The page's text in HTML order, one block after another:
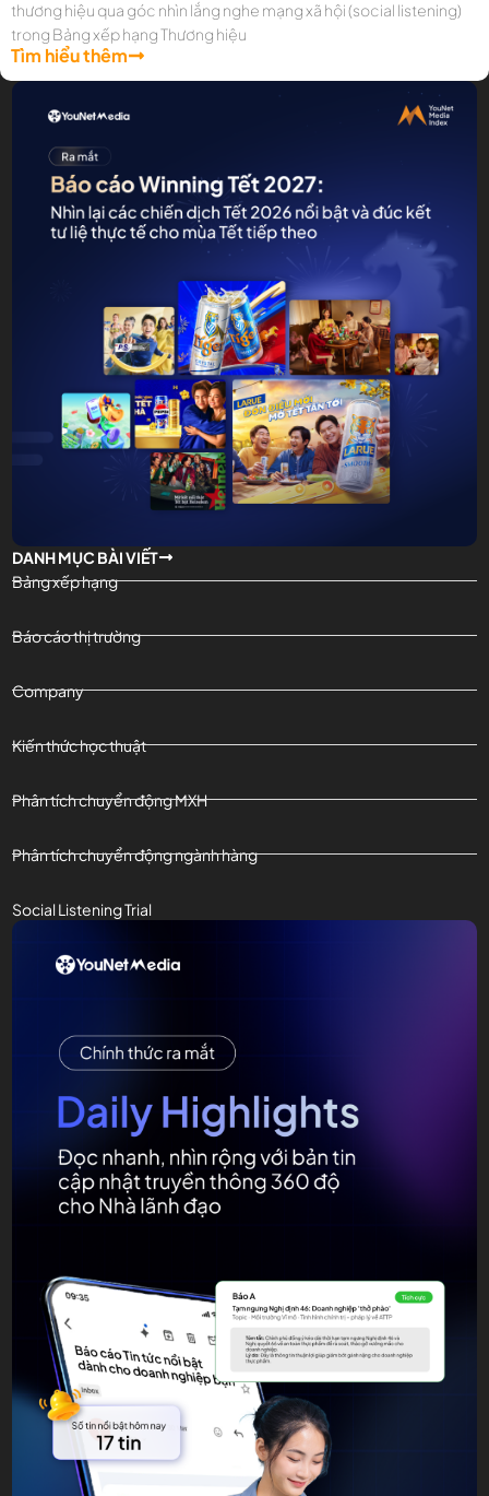
thương hiệu qua góc nhìn lắng nghe mạng xã hội (social listening)
trong Bảng xếp hạng Thương hiệu
Tìm hiểu thêm
DANH MỤC BÀI VIẾT
Bảng xếp hạng
Báo cáo thị trường
Company
Kiến thức học thuật
Phân tích chuyển động MXH
Phân tích chuyển động ngành hàng
Social Listening Trial